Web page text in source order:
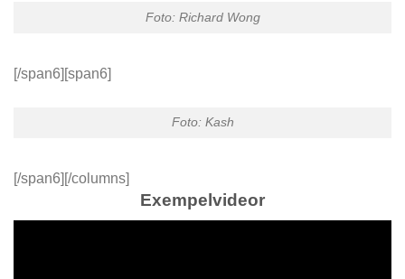
Foto: Richard Wong
[/span6][span6]
Foto: Kash
[/span6][/columns]
Exempelvideor